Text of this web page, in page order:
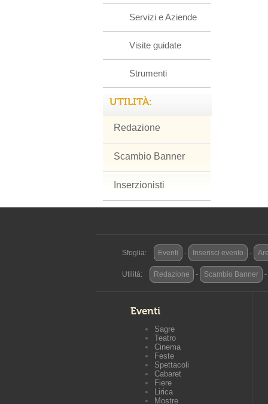
Servizi e Aziende
Visite guidate
Strumenti
UTILITÀ:
Redazione
Scambio Banner
Inserzionisti
Sfoglia: Eventi - Inserisci evento -
Utilità: Redazione - Scambio Banner -
Eventi
Sagre
Teatro
Cinema
Feste
Spettacoli
Cabaret
Fiere
Lirica
Mostre